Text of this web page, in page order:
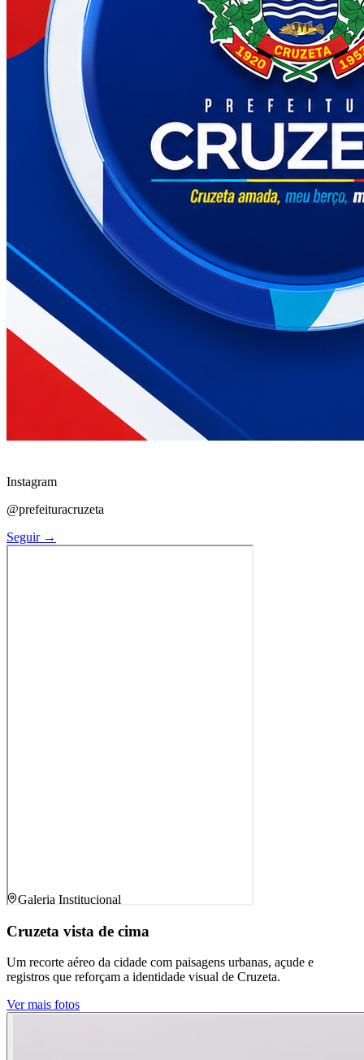
Instagram
@prefeituracruzeta
Seguir →
Galeria Institucional
Cruzeta vista de cima
Um recorte aéreo da cidade com paisagens urbanas, açude e
registros que reforçam a identidade visual de Cruzeta.
Ver mais fotos